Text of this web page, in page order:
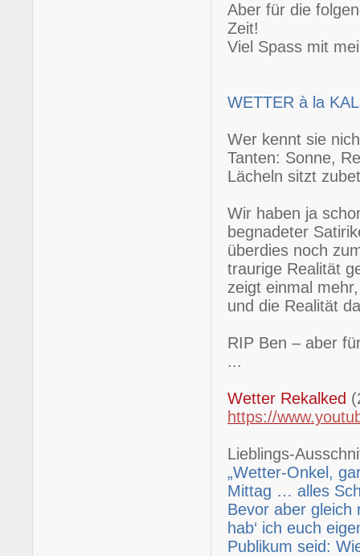
Aber für die
Zeit!
Viel Spass mit
WETTER à la
Wer kennt sie
Tanten: Sonne,
Lächeln sitzt
Wir haben ja
begnadeter
überdies noch
traurige Realität
zeigt einmal
und die Realität
RIP Ben – aber
...
Wetter Rekalked
https://
Lieblings-
„Wetter-Onkel,
Mittag … alles
Bevor aber
hab‘ ich euch
Publikum seid: